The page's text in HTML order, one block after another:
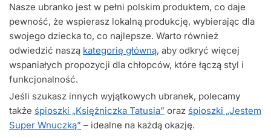
Nasze ubranko jest w pełni polskim produktem, co daje
pewność, że wspierasz lokalną produkcję, wybierając dla
swojego dziecka to, co najlepsze. Warto również
odwiedzić naszą kategorię główną, aby odkryć więcej
wspaniałych propozycji dla chłopców, które łączą styl i
funkcjonalność.
Jeśli szukasz innych wyjątkowych ubranek, polecamy
także śpioszki „Księżniczka Tatusia” oraz śpioszki „Jestem
Super Wnuczką” – idealne na każdą okazję.